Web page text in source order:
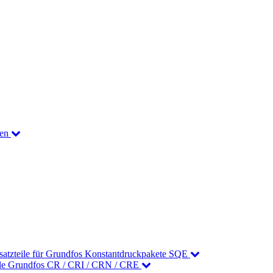
für Grundfos Konstantdruckpakete SQE
Grundfos CR / CRI / CRN / CRE